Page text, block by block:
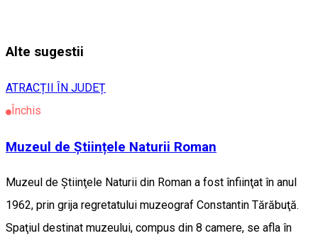
Alte sugestii
ATRACȚII ÎN JUDEȚ
Închis
Muzeul de Științele Naturii Roman
Muzeul de Ştiinţele Naturii din Roman a fost înfiinţat în anul
1962, prin grija regretatului muzeograf Constantin Tărăbuţă.
Spaţiul destinat muzeului, compus din 8 camere, se afla în